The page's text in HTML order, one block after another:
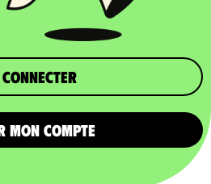
connecter
MON COMPTE